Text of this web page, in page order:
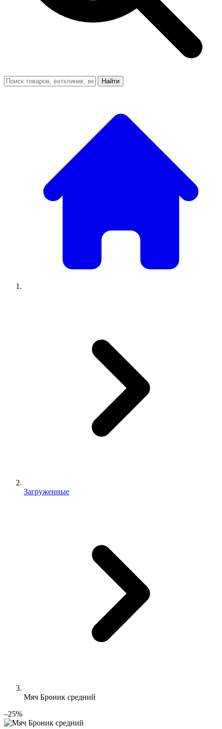
Найти
Загруженные
Мяч Броник средний
–25%